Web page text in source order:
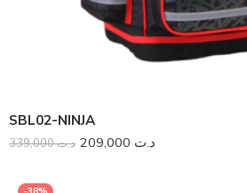
SBL02-NINJA
د.ت339,000 د.ت